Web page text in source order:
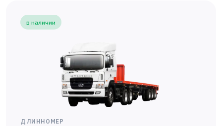
в наличии
ДЛИННОМЕР